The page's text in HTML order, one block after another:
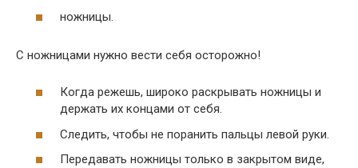
ножницы.
С ножницами нужно вести себя осторожно!
Когда режешь, широко раскрывать ножницы и
держать их концами от себя.
Следить, чтобы не поранить пальцы левой руки.
Передавать ножницы только в закрытом виде,